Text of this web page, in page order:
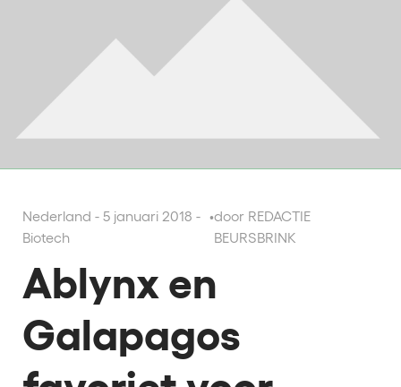
Nederland - 5 januari 2018 -
Biotech
•door REDACTIE
BEURSBRINK
Ablynx en
Galapagos